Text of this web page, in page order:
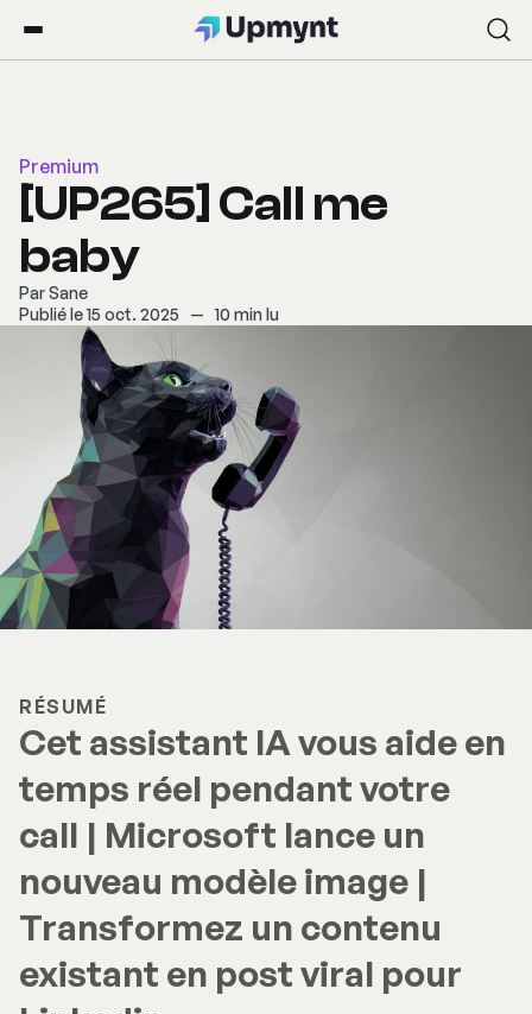
Premium
[UP265] Call me
baby
ParSane
Publié le 15 oct. 2025
— 10 min lu
RÉSUMÉ
Cet assistant IA vous aide en
temps réel pendant votre
call | Microsoft lance un
nouveau modèle image |
Transformez un contenu
existant en post viral pour